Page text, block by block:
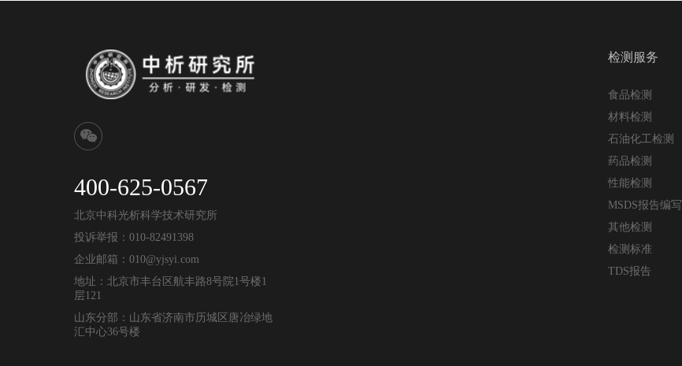
400-625-0567
北京中科光析科学技术研究所
投诉举报：010-82491398
企业邮箱：010@yjsyi.com
地址：北京市丰台区航丰路8号院1号楼1
层121
山东分部：山东省济南市历城区唐冶绿地
汇中心36号楼
检测服务
食品检测
材料检测
石油化工检测
药品检测
性能检测
MSDS报告编写
其他检测
检测标准
TDS报告